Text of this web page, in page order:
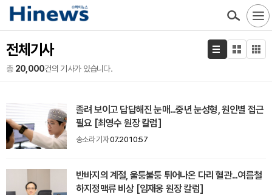
전체기사
총 20,000건의 기사가 있습니다.
졸려 보이고 답답해진 눈매...중년 눈성형, 원인별 접근
필요 [최영수 원장 칼럼]
송소라 기자07.20 10:57
반바지의 계절, 울퉁불퉁 튀어나온 다리 혈관...여름철
하지정맥류 비상 [임재웅 원장 칼럼]